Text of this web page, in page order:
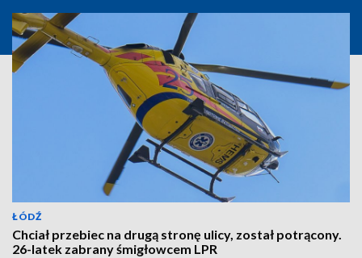
ŁÓDŹ
Chciał przebiec na drugą stronę ulicy, został potrącony.
26-latek zabrany śmigłowcem LPR